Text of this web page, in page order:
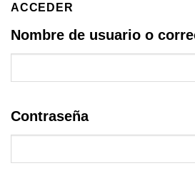
ACCEDER
Nombre de usuario o
Contraseña